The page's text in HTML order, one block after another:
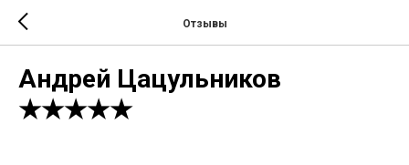
Отзывы
Андрей Цацульников
★★★★★